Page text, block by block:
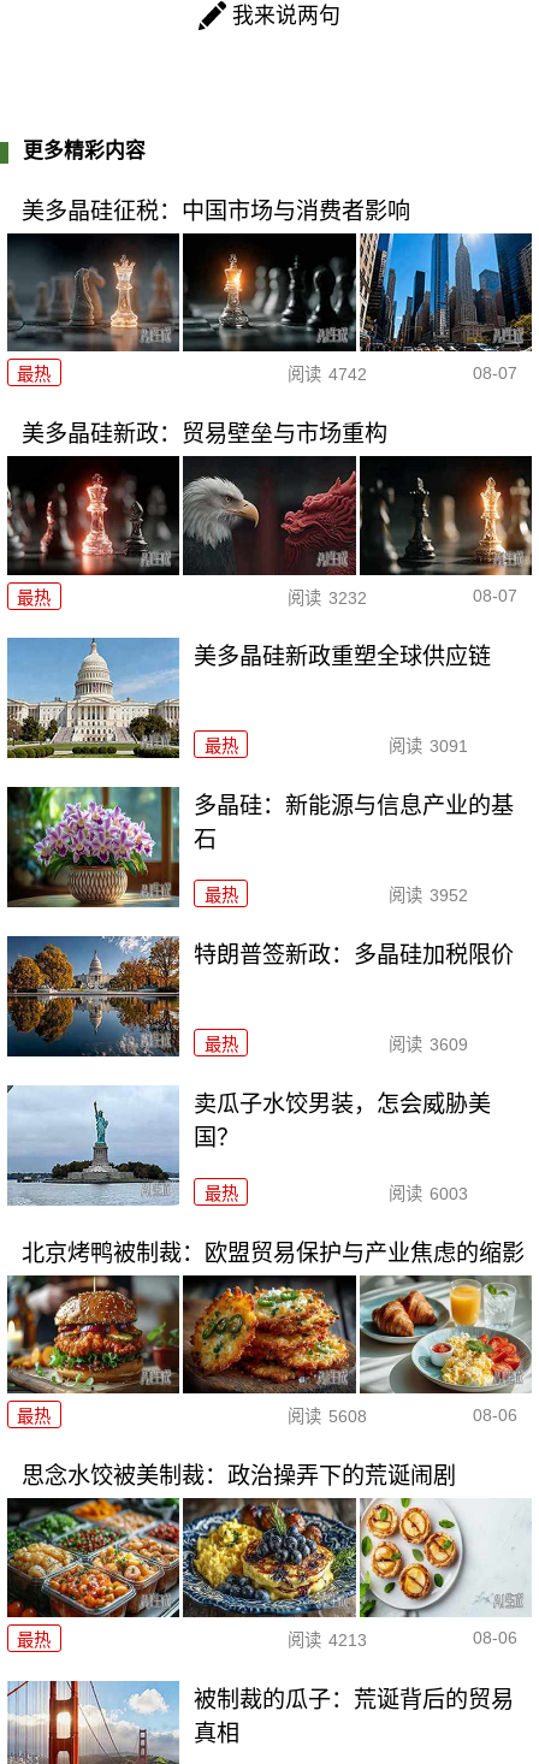
我来说两句
更多精彩内容
美多晶硅征税：中国市场与消费者影响
最热 阅读 4742 08-07
美多晶硅新政：贸易壁垒与市场重构
最热 阅读 3232 08-07
美多晶硅新政重塑全球供应链
最热 阅读 3091
多晶硅：新能源与信息产业的基
石
最热 阅读 3952
特朗普签新政：多晶硅加税限价
最热 阅读 3609
卖瓜子水饺男装，怎会威胁美
国？
最热 阅读 6003
北京烤鸭被制裁：欧盟贸易保护与产业焦虑的缩影
最热 阅读 5608 08-06
思念水饺被美制裁：政治操弄下的荒诞闹剧
最热 阅读 4213 08-06
被制裁的瓜子：荒诞背后的贸易
真相